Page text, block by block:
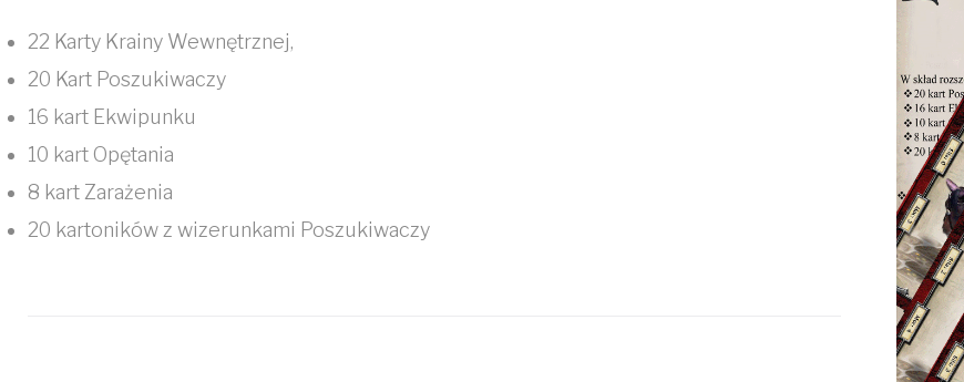
22 Karty Krainy Wewnętrznej,
20 Kart Poszukiwaczy
16 kart Ekwipunku
10 kart Opętania
8 kart Zarażenia
20 kartoników z wizerunkami Poszukiwaczy